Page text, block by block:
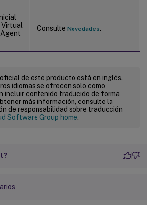
Virtual
Agent
Consulte Novedades.
de este producto está en inglés.
idiomas se ofrecen solo como
incluir contenido traducido de forma
más información, consulte la
de responsabilidad sobre traducción
Software Group home.